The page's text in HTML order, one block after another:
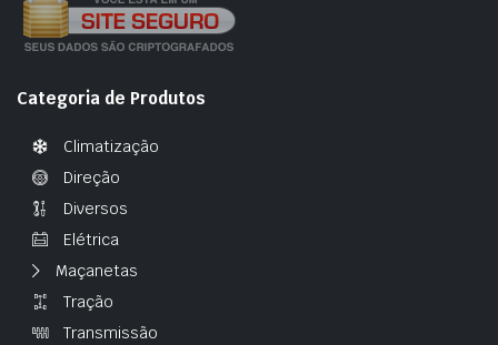
Categoria de Produtos
Climatização
Direção
Diversos
Elétrica
Maçanetas
Tração
Transmissão